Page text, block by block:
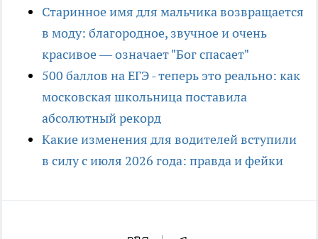
Старинное имя для мальчика возвращается
в моду: благородное, звучное и очень
красивое — означает "Бог спасает"
500 баллов на ЕГЭ - теперь это реально: как
московская школьница поставила
абсолютный рекорд
Какие изменения для водителей вступили
в силу с июля 2026 года: правда и фейки